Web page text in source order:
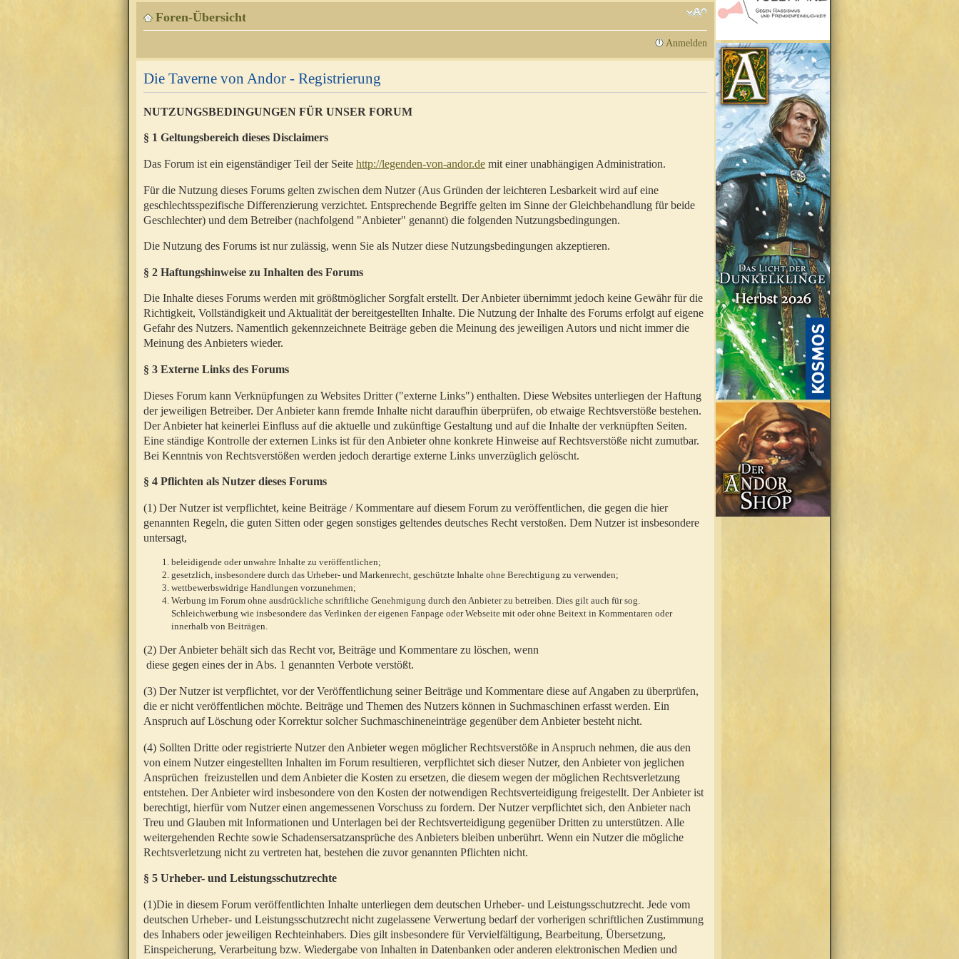
Foren-Übersicht
Anmelden
Die Taverne von Andor - Registrierung
NUTZUNGSBEDINGUNGEN FÜR UNSER FORUM
§ 1 Geltungsbereich dieses Disclaimers
Das Forum ist ein eigenständiger Teil der Seite http://legenden-von-andor.de mit einer unabhängigen Administration.
Für die Nutzung dieses Forums gelten zwischen dem Nutzer (Aus Gründen der leichteren Lesbarkeit wird auf eine
geschlechtsspezifische Differenzierung verzichtet. Entsprechende Begriffe gelten im Sinne der Gleichbehandlung für beide
Geschlechter) und dem Betreiber (nachfolgend "Anbieter" genannt) die folgenden Nutzungsbedingungen.
Die Nutzung des Forums ist nur zulässig, wenn Sie als Nutzer diese Nutzungsbedingungen akzeptieren.
§ 2 Haftungshinweise zu Inhalten des Forums
Die Inhalte dieses Forums werden mit größtmöglicher Sorgfalt erstellt. Der Anbieter übernimmt jedoch keine Gewähr für die
Richtigkeit, Vollständigkeit und Aktualität der bereitgestellten Inhalte. Die Nutzung der Inhalte des Forums erfolgt auf eigene
Gefahr des Nutzers. Namentlich gekennzeichnete Beiträge geben die Meinung des jeweiligen Autors und nicht immer die
Meinung des Anbieters wieder.
§ 3 Externe Links des Forums
Dieses Forum kann Verknüpfungen zu Websites Dritter ("externe Links") enthalten. Diese Websites unterliegen der Haftung
der jeweiligen Betreiber. Der Anbieter kann fremde Inhalte nicht daraufhin überprüfen, ob etwaige Rechtsverstöße bestehen.
Der Anbieter hat keinerlei Einfluss auf die aktuelle und zukünftige Gestaltung und auf die Inhalte der verknüpften Seiten.
Eine ständige Kontrolle der externen Links ist für den Anbieter ohne konkrete Hinweise auf Rechtsverstöße nicht zumutbar.
Bei Kenntnis von Rechtsverstößen werden jedoch derartige externe Links unverzüglich gelöscht.
§ 4 Pflichten als Nutzer dieses Forums
(1) Der Nutzer ist verpflichtet, keine Beiträge / Kommentare auf diesem Forum zu veröffentlichen, die gegen die hier
genannten Regeln, die guten Sitten oder gegen sonstiges geltendes deutsches Recht verstoßen. Dem Nutzer ist insbesondere
untersagt,
beleidigende oder unwahre Inhalte zu veröffentlichen;
gesetzlich, insbesondere durch das Urheber- und Markenrecht, geschützte Inhalte ohne Berechtigung zu verwenden;
wettbewerbswidrige Handlungen vorzunehmen;
Werbung im Forum ohne ausdrückliche schriftliche Genehmigung durch den Anbieter zu betreiben. Dies gilt auch für sog.
Schleichwerbung wie insbesondere das Verlinken der eigenen Fanpage oder Webseite mit oder ohne Beitext in Kommentaren oder
innerhalb von Beiträgen.
(2) Der Anbieter behält sich das Recht vor, Beiträge und Kommentare zu löschen, wenn
diese gegen eines der in Abs. 1 genannten Verbote verstößt.
(3) Der Nutzer ist verpflichtet, vor der Veröffentlichung seiner Beiträge und Kommentare diese auf Angaben zu überprüfen,
die er nicht veröffentlichen möchte. Beiträge und Themen des Nutzers können in Suchmaschinen erfasst werden. Ein
Anspruch auf Löschung oder Korrektur solcher Suchmaschineneinträge gegenüber dem Anbieter besteht nicht.
(4) Sollten Dritte oder registrierte Nutzer den Anbieter wegen möglicher Rechtsverstöße in Anspruch nehmen, die aus den
von einem Nutzer eingestellten Inhalten im Forum resultieren, verpflichtet sich dieser Nutzer, den Anbieter von jeglichen
Ansprüchen freizustellen und dem Anbieter die Kosten zu ersetzen, die diesem wegen der möglichen Rechtsverletzung
entstehen. Der Anbieter wird insbesondere von den Kosten der notwendigen Rechtsverteidigung freigestellt. Der Anbieter ist
berechtigt, hierfür vom Nutzer einen angemessenen Vorschuss zu fordern. Der Nutzer verpflichtet sich, den Anbieter nach
Treu und Glauben mit Informationen und Unterlagen bei der Rechtsverteidigung gegenüber Dritten zu unterstützen. Alle
weitergehenden Rechte sowie Schadensersatzansprüche des Anbieters bleiben unberührt. Wenn ein Nutzer die mögliche
Rechtsverletzung nicht zu vertreten hat, bestehen die zuvor genannten Pflichten nicht.
§ 5 Urheber- und Leistungsschutzrechte
(1)Die in diesem Forum veröffentlichten Inhalte unterliegen dem deutschen Urheber- und Leistungsschutzrecht. Jede vom
deutschen Urheber- und Leistungsschutzrecht nicht zugelassene Verwertung bedarf der vorherigen schriftlichen Zustimmung
des Inhabers oder jeweiligen Rechteinhabers. Dies gilt insbesondere für Vervielfältigung, Bearbeitung, Übersetzung,
Einspeicherung, Verarbeitung bzw. Wiedergabe von Inhalten in Datenbanken oder anderen elektronischen Medien und